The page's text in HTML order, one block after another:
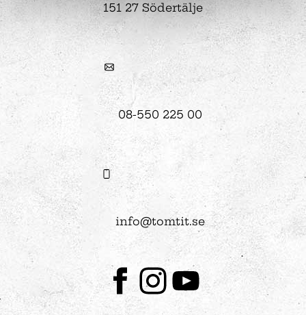
151 27 Södertälje
08-550 225 00
info@tomtit.se